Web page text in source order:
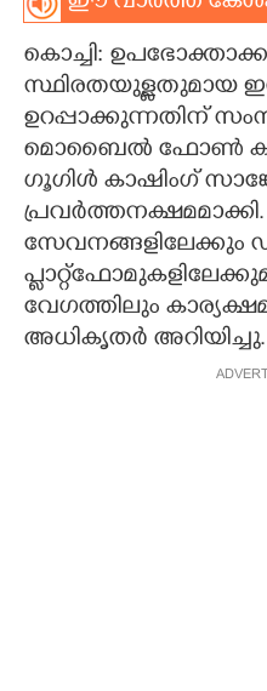
CARTOONS
LITERATURE
ZOOM
CONTACT US
കൊച്ചി:
സ്ഥിരതയുള്ളതുമായ
ഉറപ്പാക്കുന്നതിന്
മൊബൈൽ ഫോൺ
ഗൂഗിൾ കാഷിംഗ്
പ്രവർത്തനക്ഷമമാക്കി.
സേവനങ്ങളിലേക്കും
വേഗത്തിലും
അധികൃതർ അറിയിച്ചു.